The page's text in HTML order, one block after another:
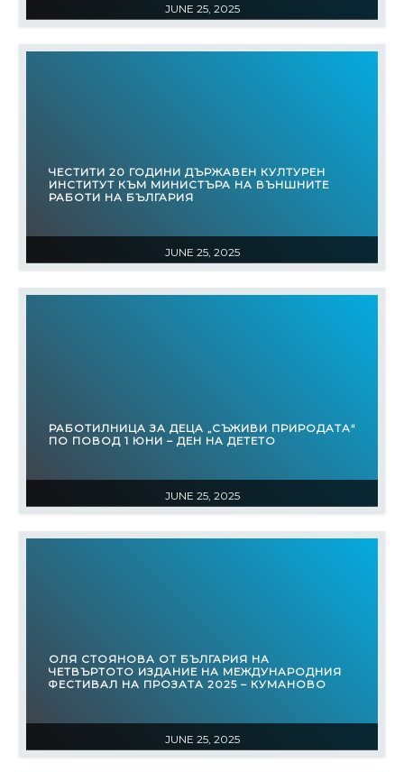
JUNE 25, 2025
JUNE 25, 2025
ЧЕСТИТИ 20 ГОДИНИ ДЪРЖАВЕН КУЛТУРЕН
ИНСТИТУТ КЪМ МИНИСТЪРА НА ВЪНШНИТЕ
РАБОТИ НА БЪЛГАРИЯ
JUNE 25, 2025
РАБОТИЛНИЦА ЗА ДЕЦА „СЪЖИВИ ПРИРОДАТА“
ПО ПОВОД 1 ЮНИ – ДЕН НА ДЕТЕТО
JUNE 25, 2025
ОЛЯ СТОЯНОВА ОТ БЪЛГАРИЯ НА
ЧЕТВЪРТОТО ИЗДАНИЕ НА МЕЖДУНАРОДНИЯ
ФЕСТИВАЛ НА ПРОЗАТА 2025 – КУМАНОВО